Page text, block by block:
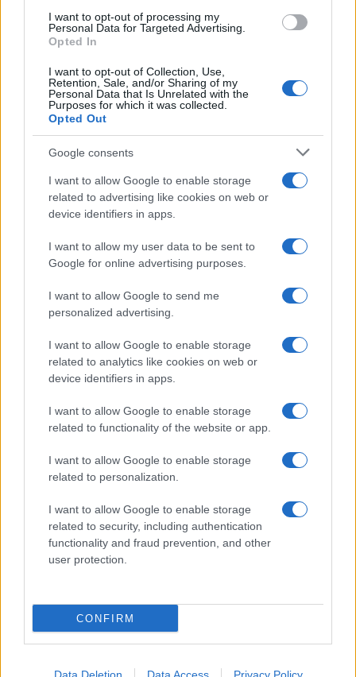
consent section.
I want to opt-out of processing my
Personal Data for Targeted Advertising.
Opted In
I want to opt-out of Collection, Use,
Retention, Sale, and/or Sharing of my
Personal Data that Is Unrelated with the
Purposes for which it was collected.
Opted Out
Google consents
I want to allow Google to enable storage
related to advertising like cookies on web or
device identifiers in apps.
I want to allow my user data to be sent to
Google for online advertising purposes.
I want to allow Google to send me
personalized advertising.
I want to allow Google to enable storage
related to analytics like cookies on web or
device identifiers in apps.
I want to allow Google to enable storage
related to functionality of the website or app.
I want to allow Google to enable storage
related to personalization.
I want to allow Google to enable storage
related to security, including authentication
functionality and fraud prevention, and other
user protection.
CONFIRM
Tutti i diritti riservati
Chi siamo
Contatti
Privacy policy
Disattiva / attiva
Numero Partita IVA: 03991910716
Grazie per leggerci e per seguirci sempre: puoi
l'argomento su cui hai dubbi o contattandoci su
Facebook. Buona navigazione e buono studio!